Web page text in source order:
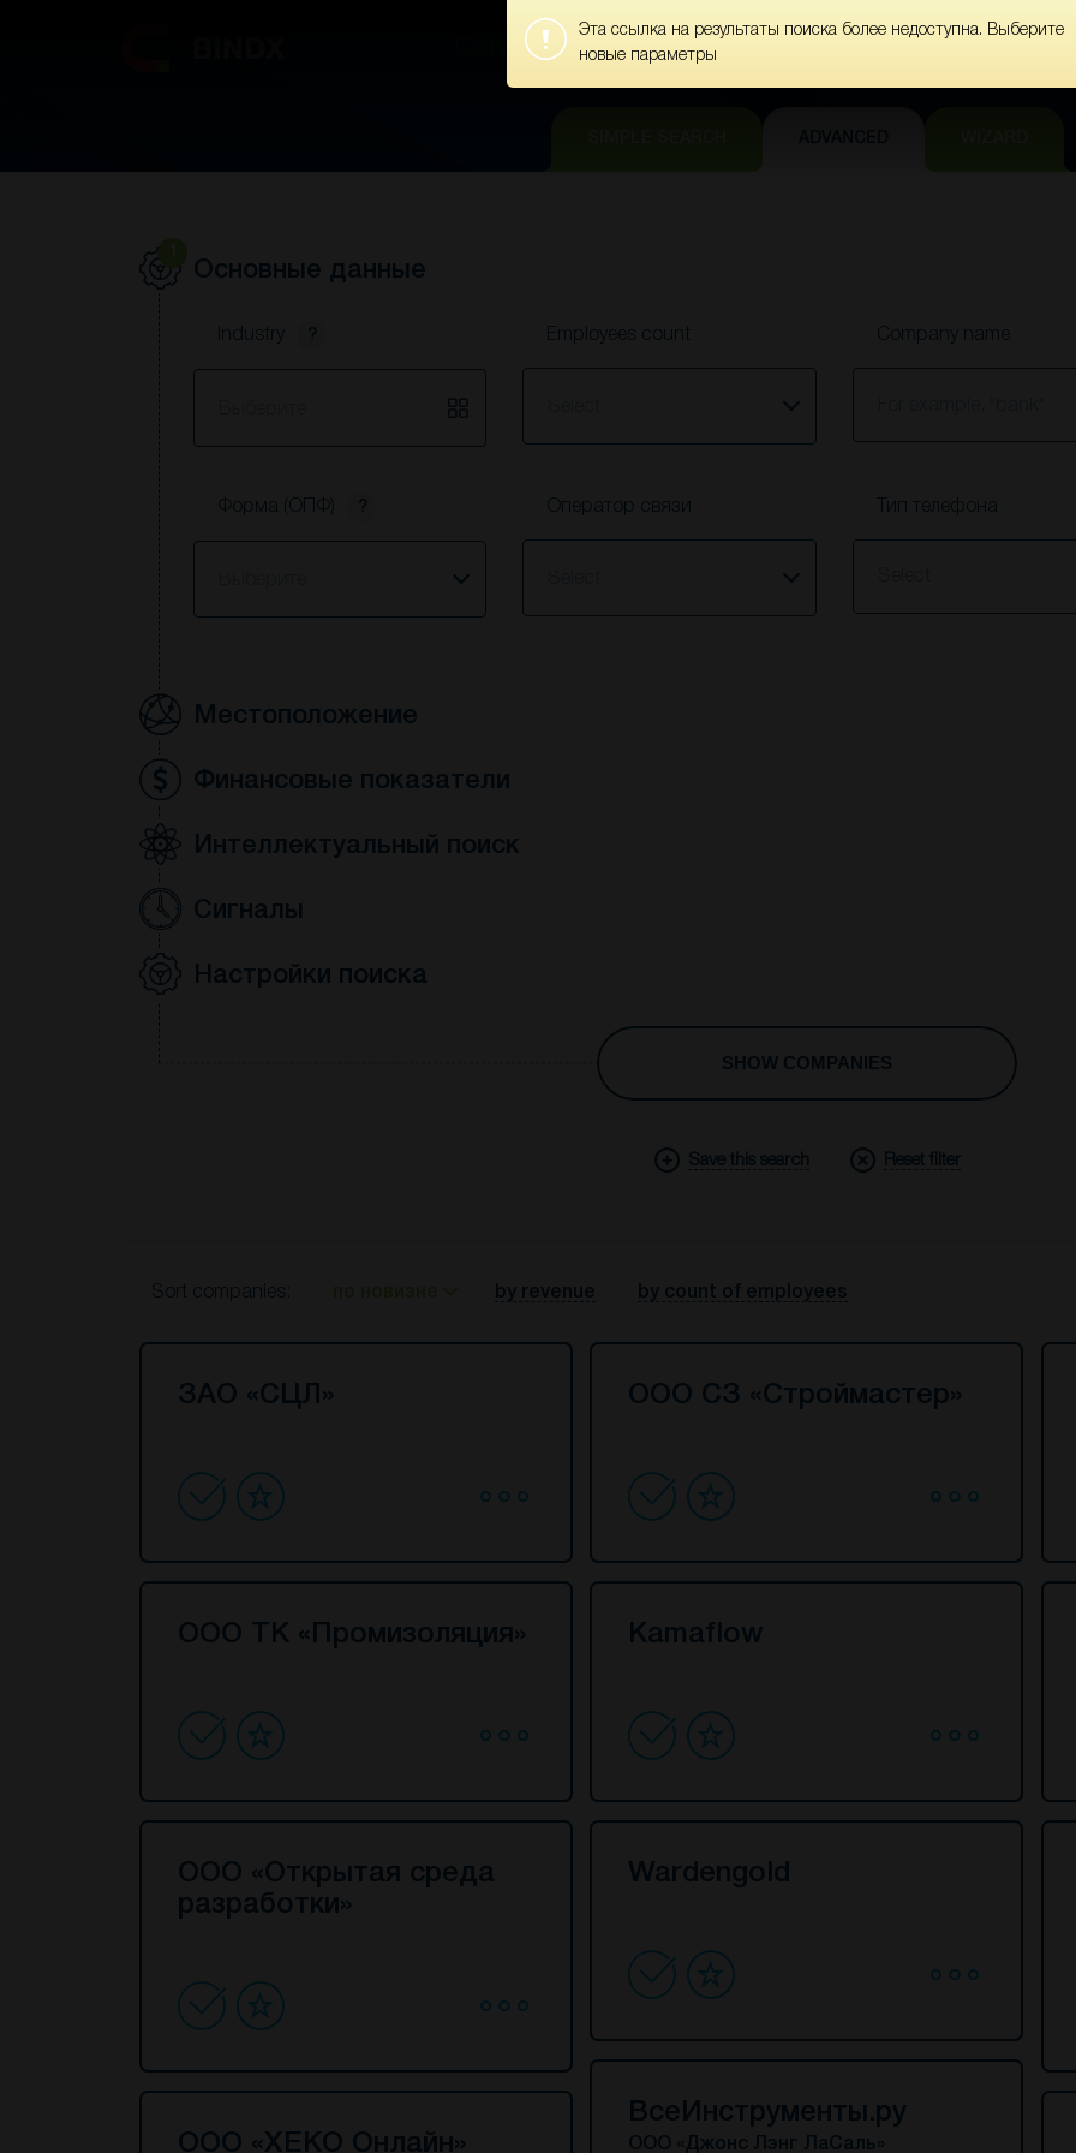
Companies Leads Вебинары Clientometer
About
Companies
Leads Вебинары
Основные данные
Industry ? Employees count Company name
Форма (ОПФ) ? Оператор связи Тип телефона
Местоположение
Финансовые показатели
Интеллектуальный поиск
Сигналы
Настройки поиска
SHOW COMPANIES
Save this search Reset filter
Sort companies: by revenue by count of employees
ЗАО «СЦЛ» ООО СЗ «Строймастер»
ООО ТК «Промизоляция» Kamaflow
ООО «Открытая среда
разработки»
Wardengold
ООО «ХЕКО Онлайн»
ВсеИнструменты.ру
ООО «Джонс Лэнг ЛаСаль»
Эта ссылка на результаты поиска более недоступна. Выберите
новые параметры